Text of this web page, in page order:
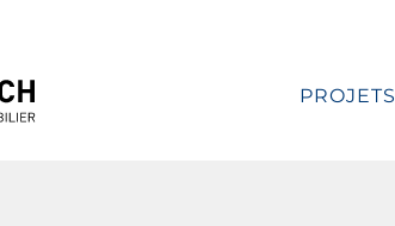
PROJETS